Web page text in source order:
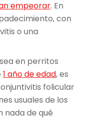
empeorar. En
con
o una
en perritos
1 año de edad, es
folicular
usuales de los
nada de qué